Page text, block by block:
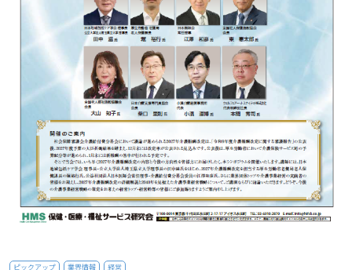
ピックアップ 業界情報 経営